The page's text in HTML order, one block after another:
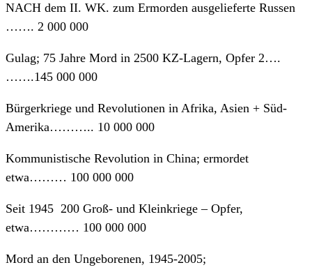
NACH dem II. WK. zum Ermorden ausgelieferte Russen
……. 2 000 000
Gulag; 75 Jahre Mord in 2500 KZ-Lagern, Opfer 2….
…….145 000 000
Bürgerkriege und Revolutionen in Afrika, Asien + Süd-
Amerika……….. 10 000 000
Kommunistische Revolution in China; ermordet
etwa……… 100 000 000
Seit 1945 200 Groß- und Kleinkriege – Opfer,
etwa………… 100 000 000
Mord an den Ungeborenen, 1945-2005;